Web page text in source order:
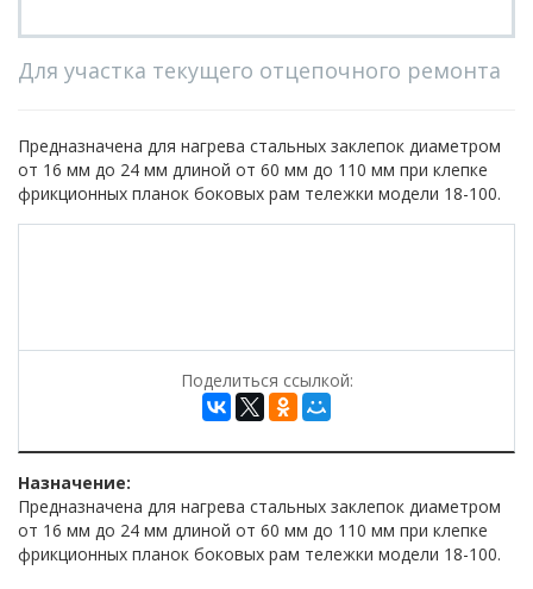
Для участка текущего отцепочного ремонта
Предназначена для нагрева стальных заклепок диаметром
от 16 мм до 24 мм длиной от 60 мм до 110 мм при клепке
фрикционных планок боковых рам тележки модели 18-100.
Поделиться ссылкой:
Назначение:
Предназначена для нагрева стальных заклепок диаметром
от 16 мм до 24 мм длиной от 60 мм до 110 мм при клепке
фрикционных планок боковых рам тележки модели 18-100.